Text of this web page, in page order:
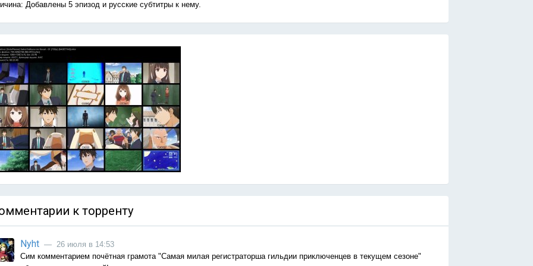
Добавлены 5 эпизод и русские субтитры к нему.
к торренту
Nyht — 26 июля в 14:53
Сим комментарием почётная грамота "Самая милая регистраторша гильдии приключенцев в текущем сезоне"